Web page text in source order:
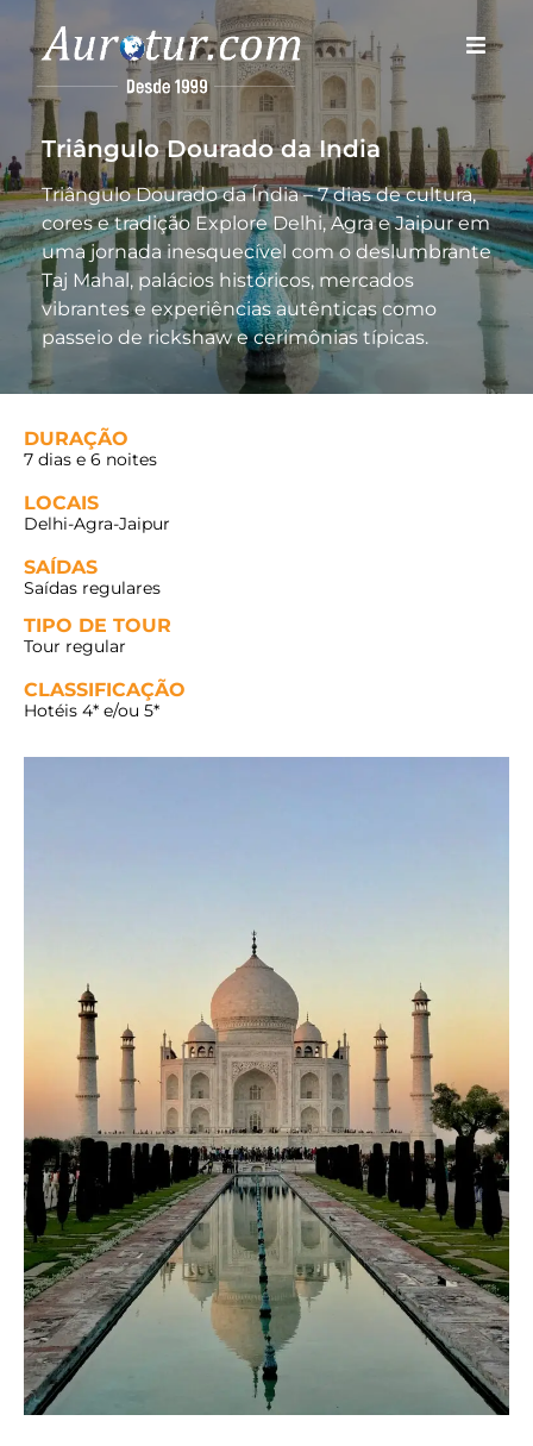
Página Inicial
Destinos
Estilos
Quem Somos
Fale Conosco
Triângulo Dourado da India
Triângulo Dourado da Índia – 7 dias de cultura,
cores e tradição Explore Delhi, Agra e Jaipur em
uma jornada inesquecível com o deslumbrante
Taj Mahal, palácios históricos, mercados
vibrantes e experiências autênticas como
passeio de rickshaw e cerimônias típicas.
DURAÇÃO
7 dias e 6 noites
LOCAIS
Delhi-Agra-Jaipur
SAÍDAS
Saídas regulares
TIPO DE TOUR
Tour regular
CLASSIFICAÇÃO
Hotéis 4* e/ou 5*